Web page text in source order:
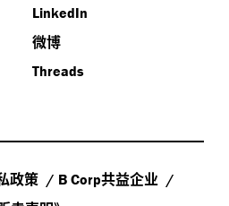
LinkedIn
微博
Threads
政策 B Corp共益企业